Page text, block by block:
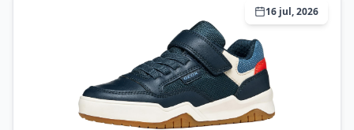
16 jul, 2026